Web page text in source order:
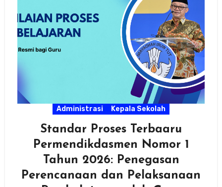
Administrasi Kepala Sekolah
Standar Proses Terbaaru
Permendikdasmen Nomor 1
Tahun 2026: Penegasan
Perencanaan dan Pelaksanaan